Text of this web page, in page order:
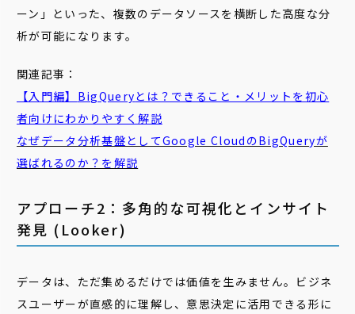
ーン」といった、複数のデータソースを横断した高度な分
析が可能になります。
関連記事：
【入門編】 BigQueryとは？できること・メリットを初心
者向けにわかりやすく解説
なぜデータ分析基盤としてGoogle CloudのBigQueryが
選ばれるのか？を解説
アプローチ2：多角的な可視化とインサイト
発見 (Looker)
データは、ただ集めるだけでは価値を生みません。ビジネ
スユーザーが直感的に理解し、意思決定に活用できる形に